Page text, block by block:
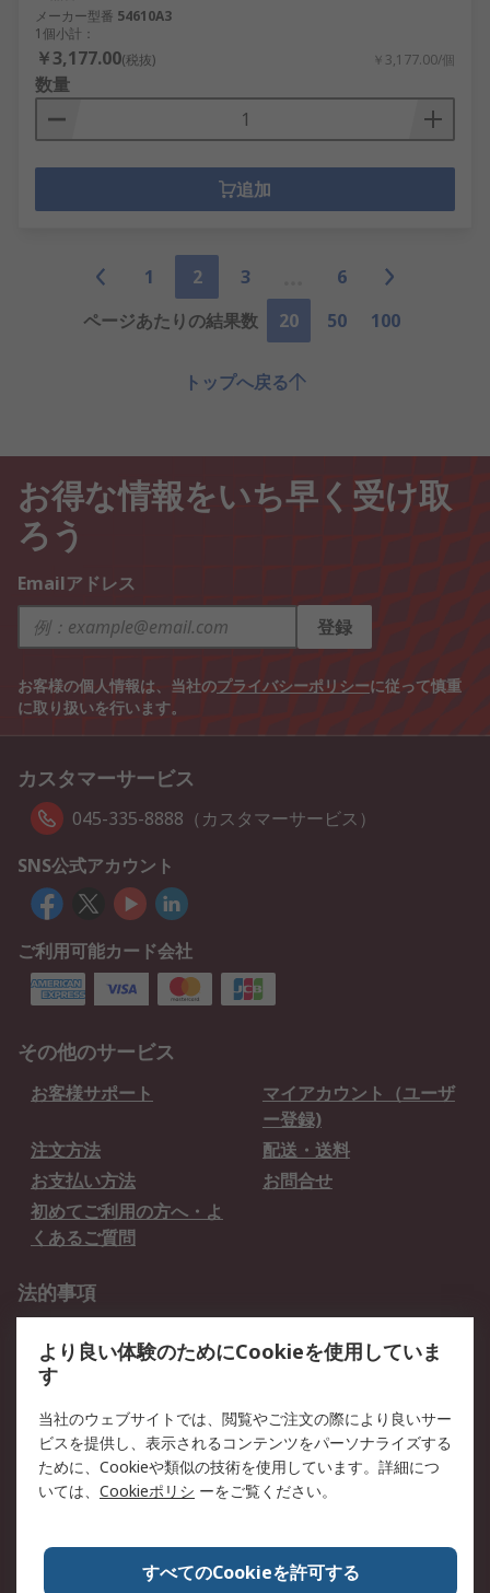
メーカー型番 54610A3
1個小計：
￥3,177.00(税抜) ￥3,177.00/個
数量
追加
1 2 3
6
ページあたりの結果数
20 50 100
トップへ戻る
お得な情報をいち早く受け取
ろう
Emailアドレス
登録
お客様の個人情報は、当社のプライバシーポリシーに従って慎重
に取り扱いを行います。
カスタマーサービス
045-335-8888（カスタマーサービス）
SNS公式アカウント
ご利用可能カード会社
その他のサービス
お客様サポート
マイアカウント（ユーザ
ー登録)
注文方法
配送・送料
お支払い方法
お問合せ
初めてご利用の方へ・よ
くあるご質問
法的事項
クッキーポリシー
RSについて
会社概要
採用情報
プレスリリース＆お知ら
コーポレートサイト
全世界のRS
RSの歴史
ESGへの取り組み（英語）
認証について
より良い体験のためにCookieを使用していま
す
当社のウェブサイトでは、閲覧やご注文の際により良いサー
ビスを提供し、表示されるコンテンツをパーソナライズする
ために、Cookieや類似の技術を使用しています。詳細につ
いては、 Cookieポリシ ーをご覧ください。
すべてのCookieを許可する